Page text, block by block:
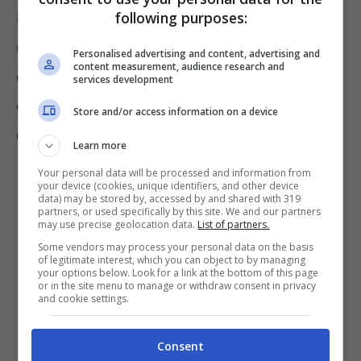
Inoltre, spiega che il rivenditore in questione
utilizza una Partita IVA regolarmente iscritta
come commerciante di legnami, ma una volta
contattata l’azienda avrebbe spiegato di
essere all’oscuro di tale rivendita online.
following purposes:
Personalised advertising and content, advertising and
content measurement, audience research and
services development
Store and/or access information on a device
Learn more
Your personal data will be processed and information from
your device (cookies, unique identifiers, and other device
data) may be stored by, accessed by and shared with 319
partners, or used specifically by this site. We and our partners
may use precise geolocation data. List of partners.
Some vendors may process your personal data on the basis
of legitimate interest, which you can object to by managing
your options below. Look for a link at the bottom of this page
or in the site menu to manage or withdraw consent in privacy
and cookie settings.
Consent